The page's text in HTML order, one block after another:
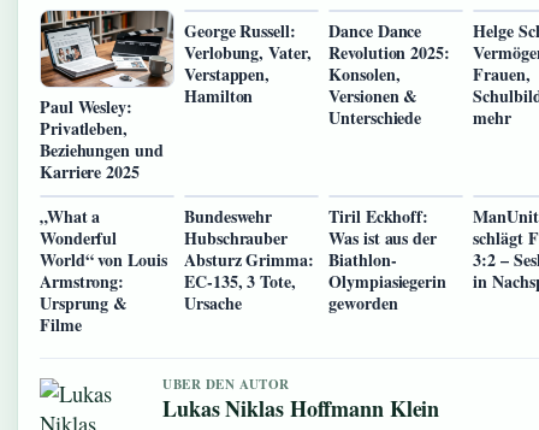
Paul Wesley:
Privatleben,
Beziehungen und
Karriere 2025
George Russell:
Verlobung, Vater,
Verstappen,
Hamilton
Dance Dance
Revolution 2025:
Konsolen,
Versionen &
Unterschiede
Helge
Frauen,
mehr
„What a
Wonderful
World“ von Louis
Armstrong:
Ursprung &
Filme
Bundeswehr
Hubschrauber
Absturz Grimma:
EC-135, 3 Tote,
Ursache
Tiril Eckhoff:
Was ist aus der
Biathlon-
Olympiasiegerin
geworden
schlägt
3:2 –
in
UBER DEN AUTOR
Lukas Niklas Hoffmann Klein